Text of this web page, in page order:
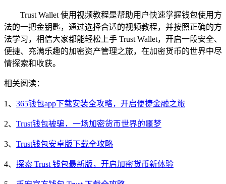
Trust Wallet 使用视频教程是帮助用户快速掌握钱包使用方
法的一把金钥匙，通过选择合适的视频教程，并按照正确的方
法学习，相信大家都能轻松上手 Trust Wallet，开启一段安全、
便捷、充满乐趣的加密资产管理之旅，在加密货币的世界中尽
情探索和收获。
相关阅读：
1、 365钱包app下载安装全攻略，开启便捷金融之旅
2、 Trust钱包被骗，一场加密货币世界的噩梦
3、 Trust钱包安卓版下载全攻略
4、 探索 Trust 钱包最新版，开启加密货币新体验